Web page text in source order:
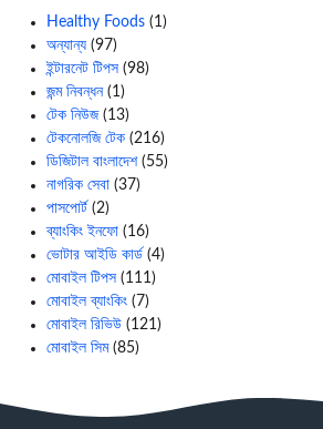
Healthy Foods (1)
অন্যান্য (97)
ইন্টারনেট টিপস (98)
জন্ম নিবন্ধন(1)
টেক নিউজ(13)
টেকনোলজি টেক (216)
ডিজিটাল বাংলাদেশ(55)
নাগরিক সেবা (37)
পাসপোর্ট (2)
ব্যাংকিং ইনফো (16)
ভোটার আইডি কার্ড (4)
মোবাইল টিপস (111)
মোবাইল ব্যাংকিং (7)
মোবাইল রিভিউ (121)
মোবাইল সিম(85)